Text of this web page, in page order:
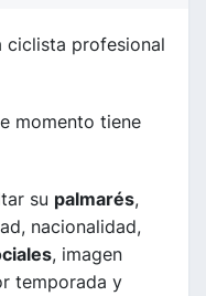
ciclista profesional
momento tiene
su palmarés,
nacionalidad,
, imagen
temporada y